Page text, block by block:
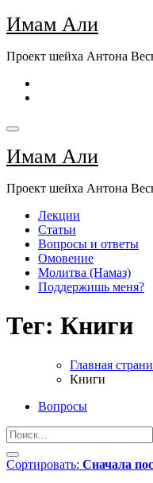
Перейти
к
Имам Али
Проект шейха Антона
Имам Али
Проект шейха Антона
Лекции
Статьи
Вопросы и ответы
Омовение
Молитва (Намаз)
Поддержишь меня?
Тег: Книги
Главная
Книги
Вопросы
Сортировать: Сначала